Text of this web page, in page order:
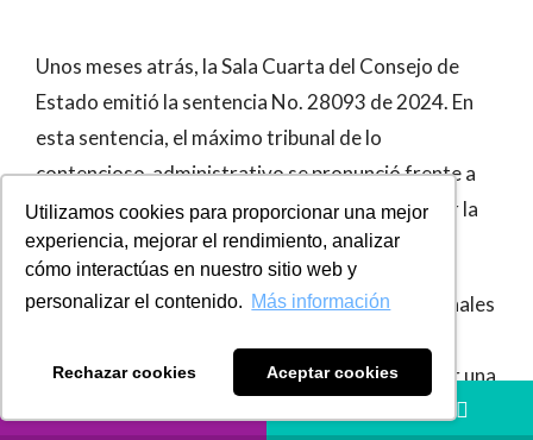
Utilizamos cookies para proporcionar una mejor
experiencia, mejorar el rendimiento, analizar
cómo interactúas en nuestro sitio web y
personalizar el contenido. Más información
Rechazar cookies Aceptar cookies
Unos meses atrás, la Sala Cuarta del Consejo de
Estado emitió la sentencia No. 28093 de 2024. En
esta sentencia, el máximo tribunal de lo
contencioso-administrativo se pronunció frente a
una Liquidación Oficial de Revisión expedida por la
Administración Tributaria.
En la cual se desconocían unos gastos operacionales
desconocimiento, según la DIAN, se efectuó por una